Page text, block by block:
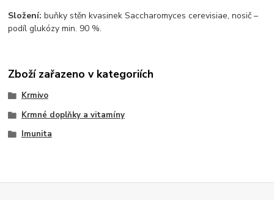
Složení: buňky stěn kvasinek Saccharomyces cerevisiae, nosič –
podíl glukózy min. 90 %.
Zboží zařazeno v kategoriích
Krmivo
Krmné doplňky a vitamíny
Imunita